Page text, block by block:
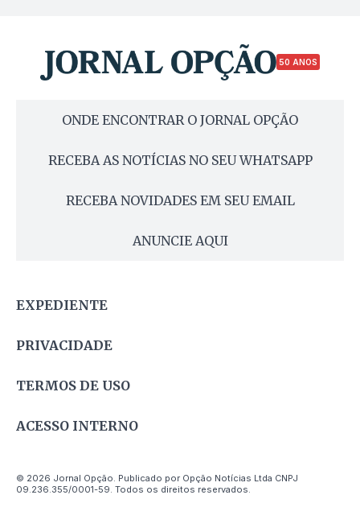
50 ANOS
ONDE ENCONTRAR O JORNAL OPÇÃO
RECEBA AS NOTÍCIAS NO SEU WHATSAPP
RECEBA NOVIDADES EM SEU EMAIL
ANUNCIE AQUI
EXPEDIENTE
PRIVACIDADE
TERMOS DE USO
ACESSO INTERNO
© 2026 Jornal Opção. Publicado por Opção Notícias Ltda CNPJ
09.236.355/0001-59. Todos os direitos reservados.